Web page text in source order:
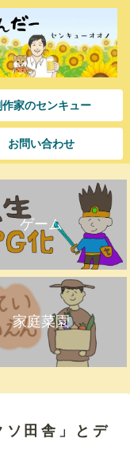
作家のセンキュー
お問い合わせ
ゲーム
家庭菜園
ソ田舎」とデ